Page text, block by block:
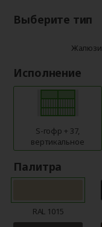
Выберите тип
Жалюзи
Исполнение
S-гофр + 37,
вертикальное
Палитра
RAL 1015